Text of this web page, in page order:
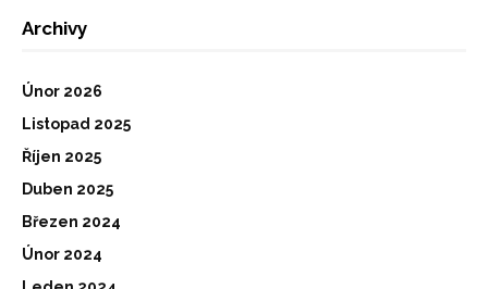
Archivy
Únor 2026
Listopad 2025
Říjen 2025
Duben 2025
Březen 2024
Únor 2024